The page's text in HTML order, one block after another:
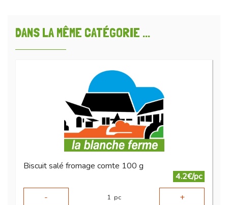
DANS LA MÊME CATÉGORIE ...
Biscuit salé fromage comte 100 g
4.2€/pc
-
1 pc +